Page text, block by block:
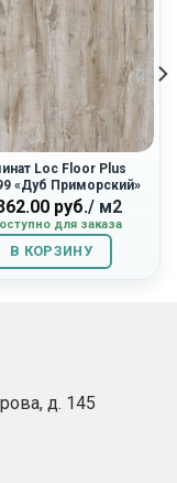
Loc Floor Plus
«Дуб Приморский»
руб./ м2
для заказа
В КОРЗИНУ
д. 145​